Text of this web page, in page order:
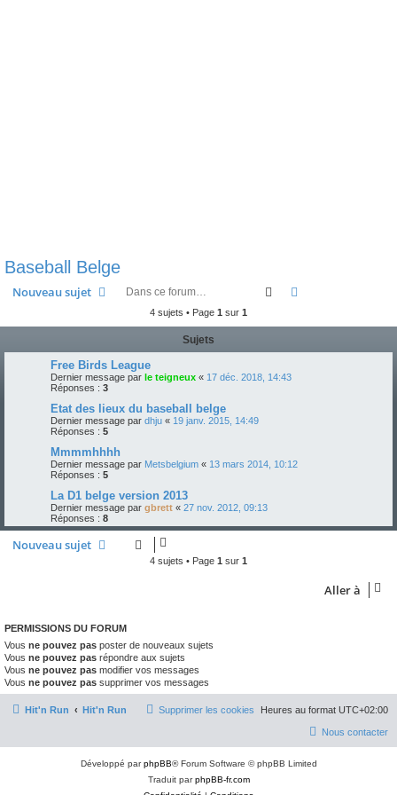
Baseball Belge
Nouveau sujet Rechercher
4 sujets • Page 1 sur 1
Sujets
Free Birds League
Dernier message par le teigneux « 17 déc. 2018, 14:43
Réponses : 3
Etat des lieux du baseball belge
Dernier message par dhju « 19 janv. 2015, 14:49
Réponses : 5
Mmmmhhhh
Dernier message par Metsbelgium « 13 mars 2014, 10:12
Réponses : 5
La D1 belge version 2013
Dernier message par gbrett « 27 nov. 2012, 09:13
Réponses : 8
Nouveau sujet
4 sujets • Page 1 sur 1
Aller à
PERMISSIONS DU FORUM
Vous ne pouvez pas poster de nouveaux sujets
Vous ne pouvez pas répondre aux sujets
Vous ne pouvez pas modifier vos messages
Vous ne pouvez pas supprimer vos messages
Hit'n Run Hit'n Run Heures au format UTC+02:00
Supprimer les cookies
Nous contacter
Développé parphpBB® Forum Software © phpBB Limited
Traduit parphpBB-fr.com